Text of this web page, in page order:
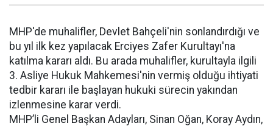
MHP'de muhalifler, Devlet Bahçeli'nin sonlandırdığı ve
bu yıl ilk kez yapılacak Erciyes Zafer Kurultayı'na
katılma kararı aldı. Bu arada muhalifler, kurultayla ilgili
3. Asliye Hukuk Mahkemesi'nin vermiş olduğu ihtiyati
tedbir kararı ile başlayan hukuki sürecin yakından
izlenmesine karar verdi.
MHP’li Genel Başkan Adayları, Sinan Oğan, Koray Aydın,